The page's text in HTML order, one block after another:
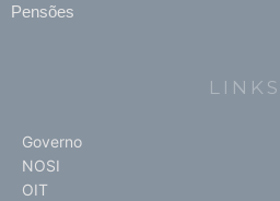
Pensões
LINKS
Governo
NOSI
OIT